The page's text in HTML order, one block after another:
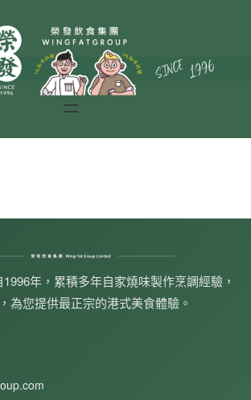
年，累積多年自家燒味製作烹調經驗，
為您提供最正宗的港式美食體驗。